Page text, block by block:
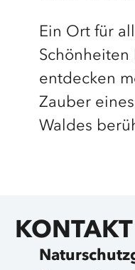
Ein Ort für
Schönheiten
entdecken
Zauber
Waldes
KONTAKT